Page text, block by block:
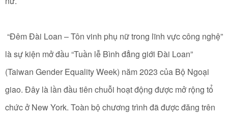
“Đêm Đài Loan – Tôn vinh phụ nữ trong lĩnh vực công nghệ”
là sự kiện mở đầu “Tuần lễ Bình đẳng giới Đài Loan”
(Taiwan Gender Equality Week) năm 2023 của Bộ Ngoại
giao. Đây là lần đầu tiên chuỗi hoạt động được mở rộng tổ
chức ở New York. Toàn bộ chương trình đã được đăng trên